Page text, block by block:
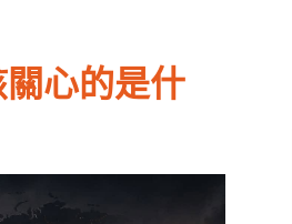
關心的是什